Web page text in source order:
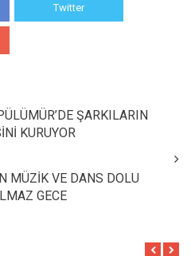
Twitter
ŞARKILARIN
KURUYOR
MÜZİK VE DANS DOLU
GECE